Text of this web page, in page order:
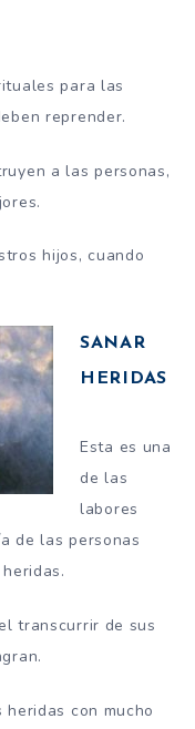
para las
reprender.
a las personas,
hijos, cuando
SANAR
HERIDAS
Esta es una
de las
labores
de las personas
transcurrir de sus
con mucho